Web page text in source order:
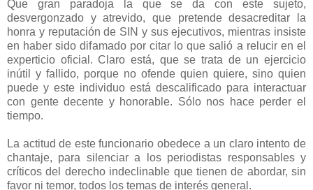
Que gran paradoja la que se da con este sujeto,
desvergonzado y atrevido, que pretende desacreditar la
honra y reputación de SIN y sus ejecutivos, mientras insiste
en haber sido difamado por citar lo que salió a relucir en el
experticio oficial. Claro está, que se trata de un ejercicio
inútil y fallido, porque no ofende quien quiere, sino quien
puede y este individuo está descalificado para interactuar
con gente decente y honorable. Sólo nos hace perder el
tiempo.
La actitud de este funcionario obedece a un claro intento de
chantaje, para silenciar a los periodistas responsables y
críticos del derecho indeclinable que tienen de abordar, sin
favor ni temor, todos los temas de interés general.